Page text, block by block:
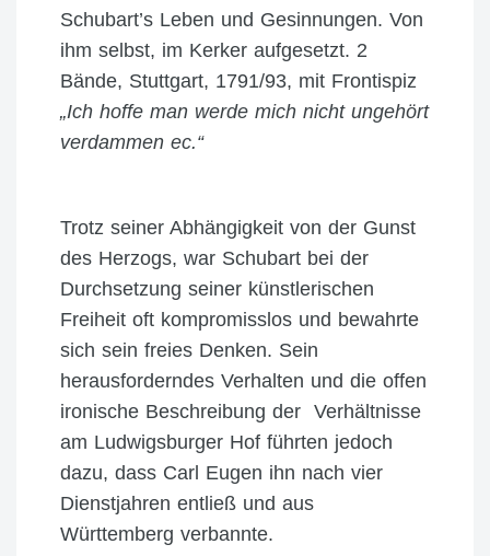
Schubart’s Leben und Gesinnungen. Von
ihm selbst, im Kerker aufgesetzt. 2
Bände, Stuttgart, 1791/93, mit Frontispiz
„Ich hoffe man werde mich nicht ungehört
verdammen ec.“
Trotz seiner Abhängigkeit von der Gunst
des Herzogs, war Schubart bei der
Durchsetzung seiner künstlerischen
Freiheit oft kompromisslos und bewahrte
sich sein freies Denken. Sein
herausforderndes Verhalten und die offen
ironische Beschreibung der Verhältnisse
am Ludwigsburger Hof führten jedoch
dazu, dass Carl Eugen ihn nach vier
Dienstjahren entließ und aus
Württemberg verbannte.